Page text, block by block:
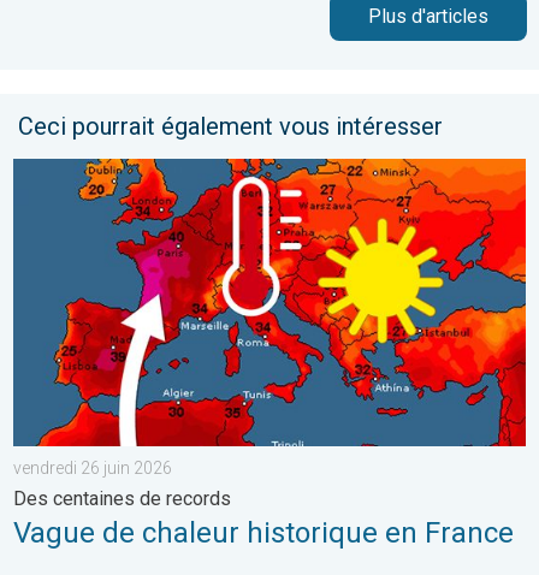
Plus d'articles
Ceci pourrait également vous intéresser
Vague de chaleur historique en France. Des centaines de
vendredi 26 juin 2026
Des centaines de records
Vague de chaleur historique en France